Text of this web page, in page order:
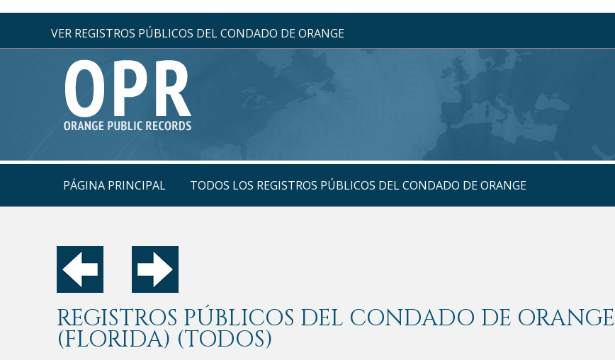
VER REGISTROS PÚBLICOS DEL CONDADO DE ORANGE
PÁGINA PRINCIPAL TODOS LOS REGISTROS PÚBLICOS DEL CONDADO DE ORANGE
REGISTROS PÚBLICOS DEL CONDADO DE ORANGE
(FLORIDA) (TODOS)